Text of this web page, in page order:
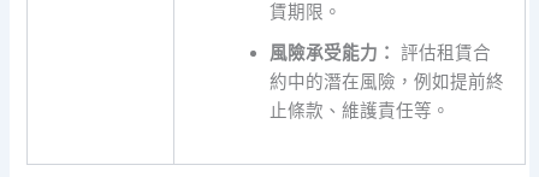
賃期限。
風險承受能力： 評估租賃合
約中的潛在風險，例如提前終
止條款、維護責任等。